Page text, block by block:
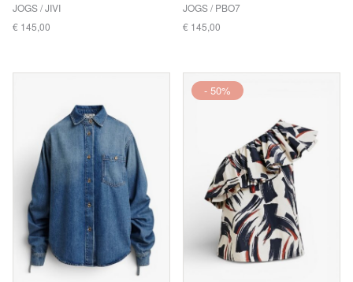
JOGS / JIVI
€ 145,00
JOGS / PBO7
€ 145,00
- 50%